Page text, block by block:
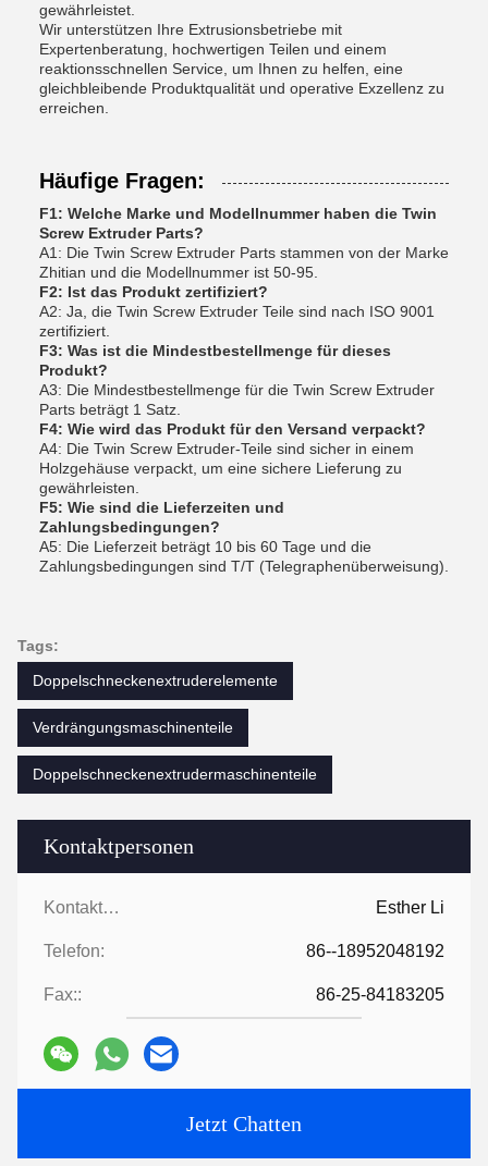
Kontaktpersonen
Kontaktpersonen: Esther Li
Telefon: 86--18952048192
Fax:: 86-25-84183205
Jetzt Chatten
gewährleistet.
Wir unterstützen Ihre Extrusionsbetriebe mit
Expertenberatung, hochwertigen Teilen und einem
reaktionsschnellen Service, um Ihnen zu helfen, eine
gleichbleibende Produktqualität und operative Exzellenz zu
erreichen.
Häufige Fragen:
F1: Welche Marke und Modellnummer haben die Twin
Screw Extruder Parts?
A1: Die Twin Screw Extruder Parts stammen von der Marke
Zhitian und die Modellnummer ist 50-95.
F2: Ist das Produkt zertifiziert?
A2: Ja, die Twin Screw Extruder Teile sind nach ISO 9001
zertifiziert.
F3: Was ist die Mindestbestellmenge für dieses
Produkt?
A3: Die Mindestbestellmenge für die Twin Screw Extruder
Parts beträgt 1 Satz.
F4: Wie wird das Produkt für den Versand verpackt?
A4: Die Twin Screw Extruder-Teile sind sicher in einem
Holzgehäuse verpackt, um eine sichere Lieferung zu
gewährleisten.
F5: Wie sind die Lieferzeiten und
Zahlungsbedingungen?
A5: Die Lieferzeit beträgt 10 bis 60 Tage und die
Zahlungsbedingungen sind T/T (Telegraphenüberweisung).
Tags:
Doppelschneckenextruderelemente
Verdrängungsmaschinenteile
Doppelschneckenextrudermaschinenteile